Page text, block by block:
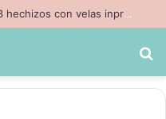
Amarres de amor con velas – 3 hechizos con velas inpresindibles con magia negra